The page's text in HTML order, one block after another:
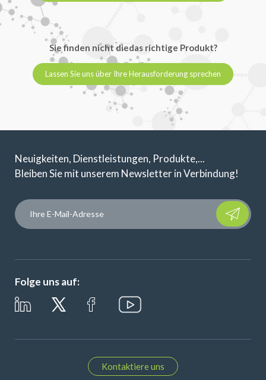
Sie finden nicht diedas richtige Produkt?
Lassen Sie uns über Ihre Herausforderung sprechen
Neuigkeiten, Dienstleistungen, Produkte,...
Bleiben Sie mit unserem Newsletter in Verbindung!
Please
Folge uns auf:
Kontaktiere uns